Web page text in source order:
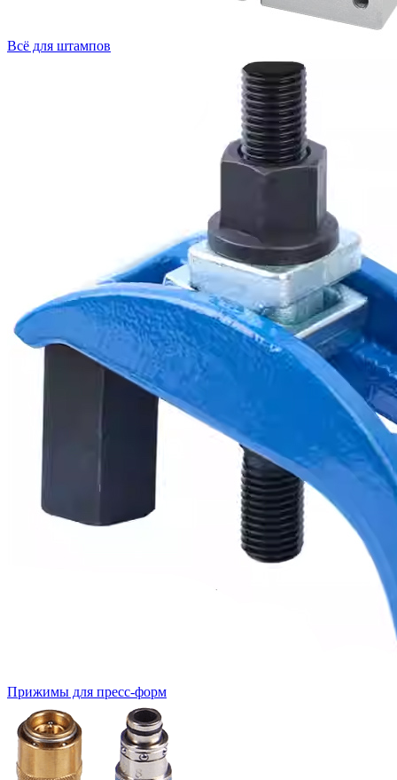
Всё для штампов
Прижимы для пресс-форм